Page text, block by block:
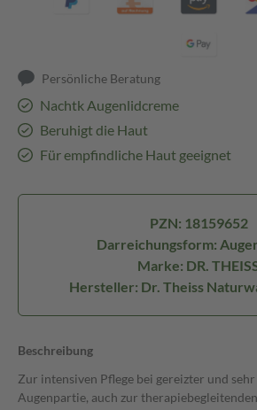
Persönliche Beratung
Nachtk Augenlidcreme
Beruhigt die Haut
Für empfindliche Haut geeignet
PZN: 18159652
Darreichungsform:
Marke: DR.
Hersteller: Dr. Theiss
Beschreibung
Zur intensiven Pflege bei gereizter und
Augenpartie, auch zur